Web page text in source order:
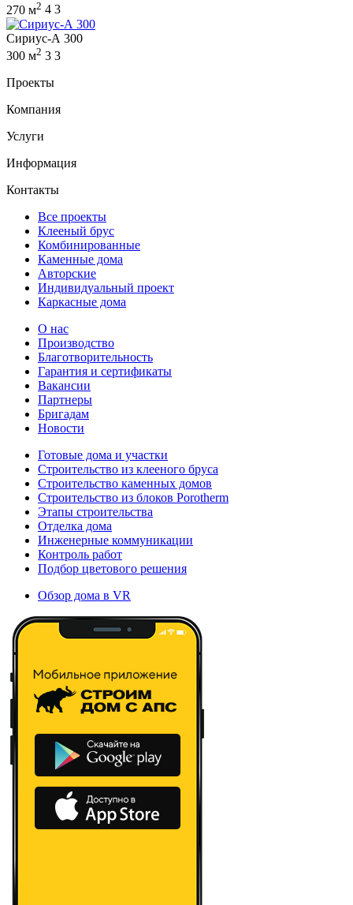
270 м2 4 3
Сириус-А 300
300 м2 3 3
Проекты
Компания
Услуги
Информация
Контакты
Все проекты
Клееный брус
Комбинированные
Каменные дома
Авторские
Индивидуальный проект
Каркасные дома
О нас
Производство
Благотворительность
Гарантия и сертификаты
Вакансии
Партнеры
Бригадам
Новости
Готовые дома и участки
Строительство из клееного бруса
Строительство каменных домов
Строительство из блоков Porotherm
Этапы строительства
Отделка дома
Инженерные коммуникации
Контроль работ
Подбор цветового решения
Обзор дома в VR